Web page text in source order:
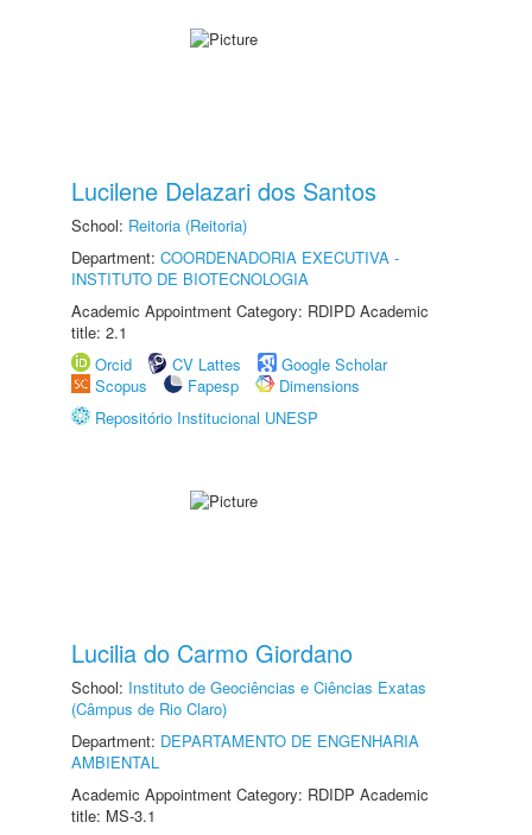
Lucilene Delazari dos Santos
School: Reitoria (Reitoria)
Department: COORDENADORIA EXECUTIVA -
INSTITUTO DE BIOTECNOLOGIA
Academic Appointment Category: RDIPD Academic
title: 2.1
Orcid
CV Lattes
Google Scholar
Scopus
Fapesp
Dimensions
Repositório Institucional UNESP
Lucilia do Carmo Giordano
School: Instituto de Geociências e Ciências Exatas
(Câmpus de Rio Claro)
Department: DEPARTAMENTO DE ENGENHARIA
AMBIENTAL
Academic Appointment Category: RDIDP Academic
title: MS-3.1